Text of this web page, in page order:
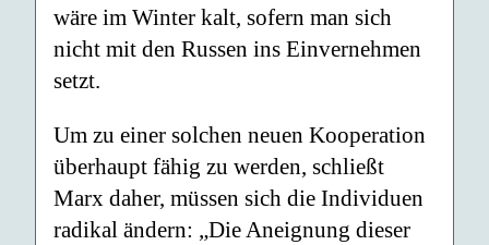
wäre im Winter kalt, sofern man sich
nicht mit den Russen ins Einvernehmen
setzt.
Um zu einer solchen neuen Kooperation
überhaupt fähig zu werden, schließt
Marx daher, müssen sich die Individuen
radikal ändern: „Die Aneignung dieser